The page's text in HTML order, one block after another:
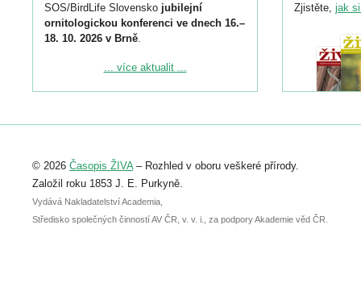
SOS/BirdLife Slovensko jubilejní
ornitologickou konferenci ve dnech 16.–
18. 10. 2026 v Brně.
Podrobnější informace ke konferenci
Registrovat se můžete do 6. září.
abstraktu přihlášené přednášky nebo
posteru je už 30. června.
... více aktualit ...
Zjistěte, jak
© 2026 Časopis ŽIVA– Rozhled v oboru veškeré přírody.
Založil roku 1853 J. E. Purkyně.
Vydává Nakladatelství Academia,
Středisko společných činností AV ČR, v. v. i., za podpory Akademie věd ČR.